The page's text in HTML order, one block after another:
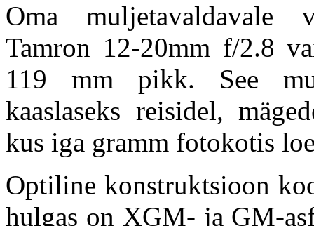
Oma muljetavaldavale
Tamron 12-20mm f/2.8
119 mm pikk. See
kaaslaseks reisidel,
kus iga gramm fotokotis
Optiline konstruktsioon
hulgas on XGM- ja GM-